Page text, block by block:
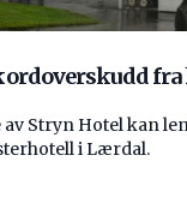
av Stryn Hotel kan
i Lærdal.